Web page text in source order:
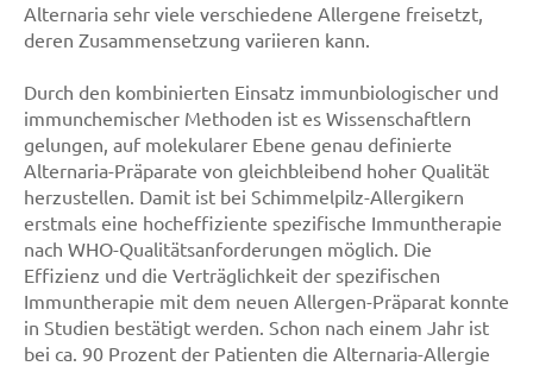
Alternaria sehr viele verschiedene Allergene freisetzt,
deren Zusammensetzung variieren kann.
Durch den kombinierten Einsatz immunbiologischer und
immunchemischer Methoden ist es Wissenschaftlern
gelungen, auf molekularer Ebene genau definierte
Alternaria-Präparate von gleichbleibend hoher Qualität
herzustellen. Damit ist bei Schimmelpilz-Allergikern
erstmals eine hocheffiziente spezifische Immuntherapie
nach WHO-Qualitätsanforderungen möglich. Die
Effizienz und die Verträglichkeit der spezifischen
Immuntherapie mit dem neuen Allergen-Präparat konnte
in Studien bestätigt werden. Schon nach einem Jahr ist
bei ca. 90 Prozent der Patienten die Alternaria-Allergie